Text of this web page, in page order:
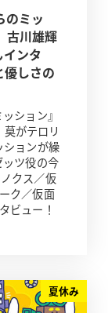
のミッ
古川雄輝
ンタ
しさの
ション』
がテロリ
ションが繰
ッツ役の今
クス／仮
ク／仮面
ビュー！
夏休み